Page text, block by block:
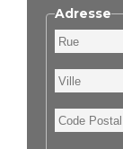
Adresse
Rue
Ville
Code
Postal